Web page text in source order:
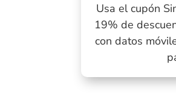
Usa el cupón
19% de
con datos